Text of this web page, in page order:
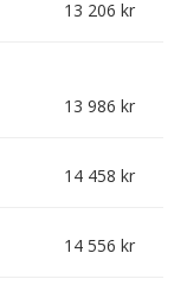
13 206 kr
13 986 kr
14 458 kr
14 556 kr